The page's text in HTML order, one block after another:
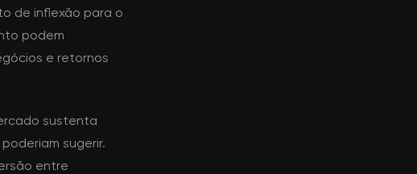
de inflexão para o
podem
e retornos
sustenta
sugerir.
entre